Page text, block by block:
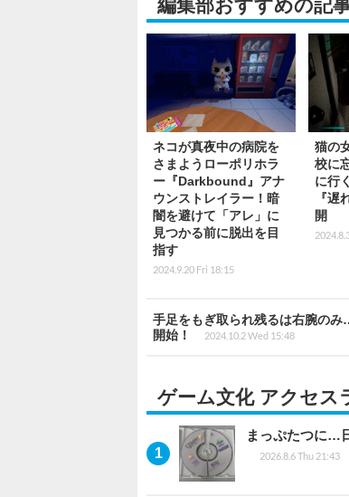
編集部おすすめの記
ネコが真夜中の病院を
さまようローポリホラ
ー『Darkbound』アナ
ウンストレイラー！暗
闇を避けて「アレ」に
見つかる前に脱出を目
指す
2024.9.20 Fri 18:15
猫の
校に
に行
『遅
開
手足をもぎ取られ残るは右腕の
開始！
2024.10.2 Wed 15:48
ゲーム文化 アクセス
まっぷたつに…
2026.8.6 Thu 21:43